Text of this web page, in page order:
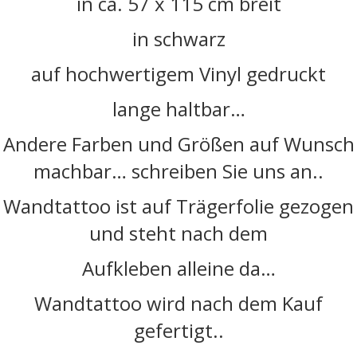
in schwarz
auf hochwertigem Vinyl gedruckt
lange haltbar…
Andere Farben und Größen auf Wunsch
machbar… schreiben Sie uns an..
Wandtattoo ist auf Trägerfolie gezogen
und steht nach dem
Aufkleben alleine da…
Wandtattoo wird nach dem Kauf
gefertigt..